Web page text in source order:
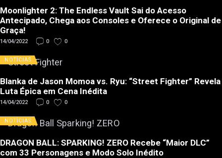
Moonlighter 2: The Endless Vault Sai do Acesso
Antecipado, Chega aos Consoles e Oferece o Original de
Graça!
14/04/2022 0 0
NOTÍCIAS
Blanka de Jason Momoa vs. Ryu: “Street Fighter” Revela
Luta Épica em Cena Inédita
14/04/2022 0 0
NOTÍCIAS
DRAGON BALL: SPARKING! ZERO Recebe “Maior DLC”
com 33 Personagens e Modo Solo Inédito